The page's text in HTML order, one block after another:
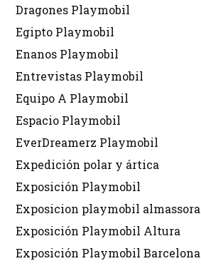
Dragones Playmobil
Egipto Playmobil
Enanos Playmobil
Entrevistas Playmobil
Equipo A Playmobil
Espacio Playmobil
EverDreamerz Playmobil
Expedición polar y ártica
Exposición Playmobil
Exposicion playmobil almassora
Exposición Playmobil Altura
Exposición Playmobil Barcelona